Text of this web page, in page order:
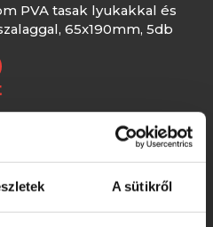
A sütikről
PVA tasak lyukakkal és
65x190mm, 5db
Delphin PVA n'tastic / 10db